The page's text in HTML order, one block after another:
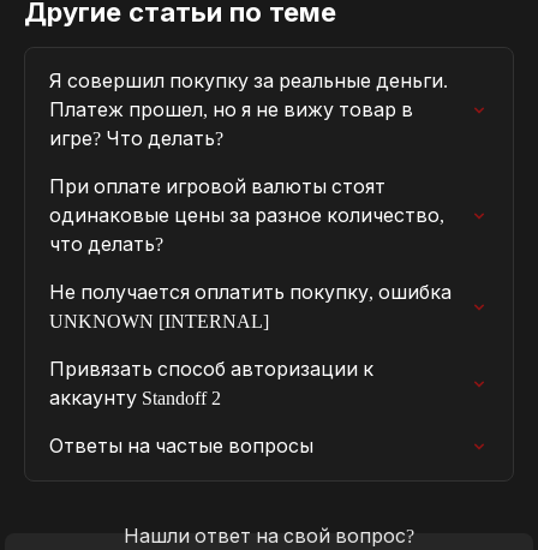
Другие статьи по теме
Я совершил покупку за реальные деньги.
Платеж прошел, но я не вижу товар в
игре? Что делать?
При оплате игровой валюты стоят
одинаковые цены за разное количество,
что делать?
Не получается оплатить покупку, ошибка
UNKNOWN [INTERNAL]
Привязать способ авторизации к
аккаунту Standoff 2
Ответы на частые вопросы
Нашли ответ на свой вопрос?